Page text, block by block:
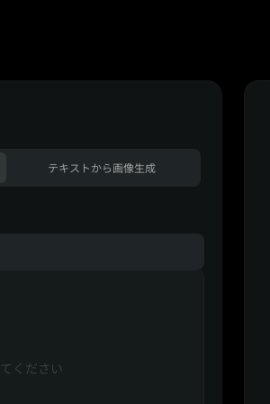
テキストから画像生成